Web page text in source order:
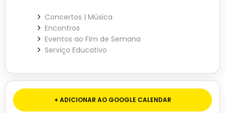
Concertos | Música
Encontros
Eventos ao Fim de Semana
Serviço Educativo
+ ADICIONAR AO GOOGLE CALENDAR